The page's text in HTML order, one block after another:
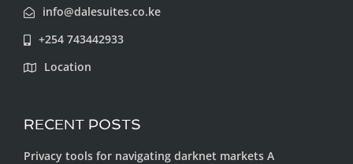
info@dalesuites.co.ke
+254 743442933
Location
RECENT POSTS
Privacy tools for navigating darknet markets A